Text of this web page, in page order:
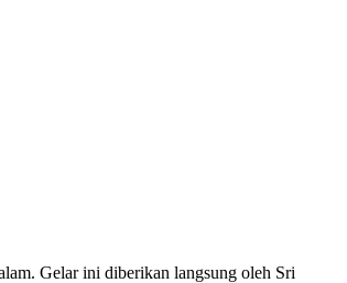
Gelar ini diberikan langsung oleh Sri